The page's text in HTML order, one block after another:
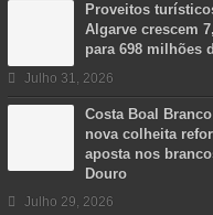
Proveitos
Algarve crescem
para 698 milhões
Julho 31, 2026
Costa Boal Branco
nova colheita
aposta nos
Douro
Julho 29, 2026